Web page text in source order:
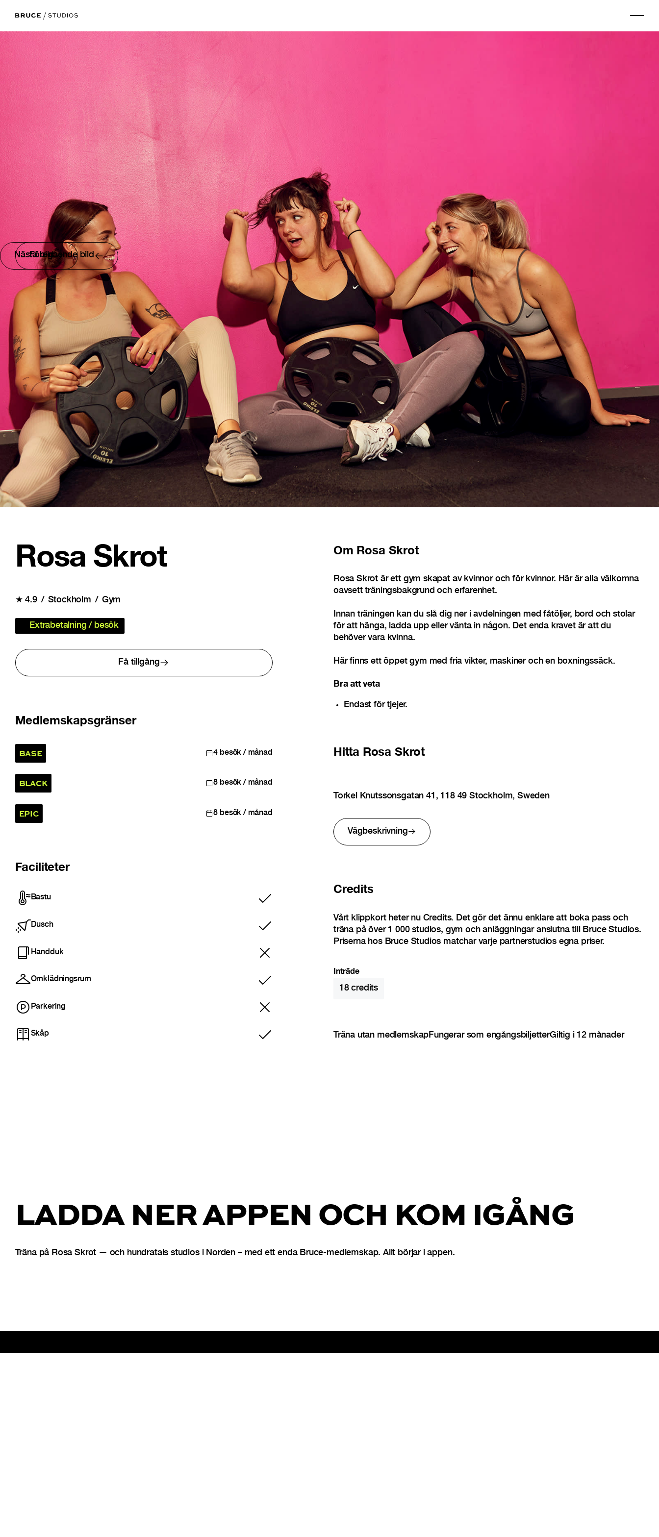
Föregående bild
Nästa bild
Rosa Skrot
★4.9 Stockholm Gym
Extrabetalning / besök
Få tillgång
Medlemskapsgränser
BASE 4 besök / månad
BLACK 8 besök / månad
EPIC 8 besök / månad
Faciliteter
Bastu
Ingår
Dusch
Ingår
Handduk
Omklädningsrum
Ingår
Parkering
Skåp
Ingår
Om Rosa Skrot
Rosa Skrot är ett gym skapat av kvinnor och för kvinnor. Här är alla välkomna
oavsett träningsbakgrund och erfarenhet.
Innan träningen kan du slå dig ner i avdelningen med fåtöljer, bord och stolar
för att hänga, ladda upp eller vänta in någon. Det enda kravet är att du
behöver vara kvinna.
Här finns ett öppet gym med fria vikter, maskiner och en boxningssäck.
Bra att veta
Endast för tjejer.
Hitta Rosa Skrot
Torkel Knutssonsgatan 41, 118 49 Stockholm, Sweden
Vägbeskrivning
Credits
Vårt klippkort heter nu Credits. Det gör det ännu enklare att boka pass och
träna på över 1 000 studios, gym och anläggningar anslutna till Bruce Studios.
Priserna hos Bruce Studios matchar varje partnerstudios egna priser.
Inträde
18credits
Träna utan medlemskapFungerar som engångsbiljetterGiltig i 12 månader
LADDA NER APPEN OCH KOM IGÅNG
Träna på Rosa Skrot — och hundratals studios i Norden – med ett enda Bruce-medlemskap. Allt börjar i appen.
Sidfot